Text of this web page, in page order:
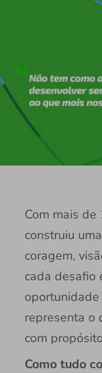
Com mais de
construiu
coragem,
cada desafio
oportunidade
representa o
com
Como tudo